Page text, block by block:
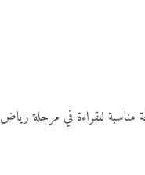
مناسبة للقراءة في مرحلة رياض